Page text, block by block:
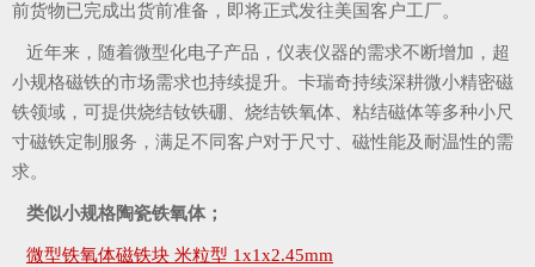
前货物已完成出货前准备，即将正式发往美国客户工厂。
近年来，随着微型化电子产品，仪表仪器的需求不断增加，超
小规格磁铁的市场需求也持续提升。卡瑞奇持续深耕微小精密磁
铁领域，可提供烧结钕铁硼、烧结铁氧体、粘结磁体等多种小尺
寸磁铁定制服务，满足不同客户对于尺寸、磁性能及耐温性的需
求。
类似小规格陶瓷铁氧体；
微型铁氧体磁铁块 米粒型 1x1x2.45mm